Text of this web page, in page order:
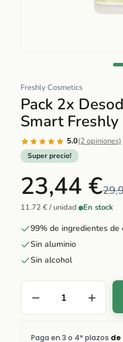
multimedia
1
en
una
ventana
modal
Freshly Cosmetics
Pack 2x
Smart
5.0(2 opiniones)
Super precio!
23,44 €
11.72 € / unidad· En stock
99% de ingredientes
Sin aluminio
Sin alcohol